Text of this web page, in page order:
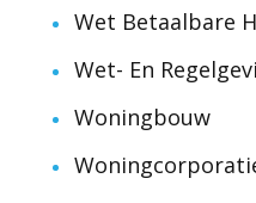
Wet Betaalbare
Wet- En
Woningbouw